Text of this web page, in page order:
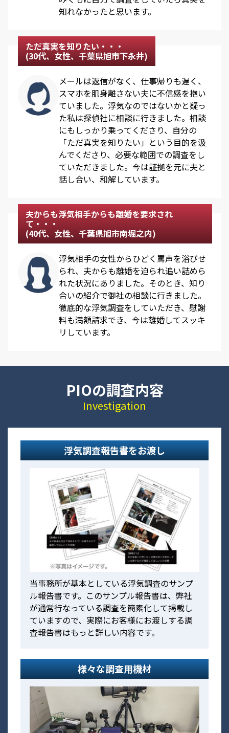
知れなかったと思います。
ただ真実を知りたい・・・
(30代、女性、千葉県旭市下永井)
メールは返信がなく、仕事帰りも遅く、
スマホを肌身離さない夫に不信感を抱い
ていました。浮気なのではないかと疑っ
た私は探偵社に相談に行きました。相談
にもしっかり乗ってくださり、自分の
「ただ真実を知りたい」という目的を汲
んでくださり、必要な範囲での調査をし
ていただきました。今は証拠を元に夫と
話し合い、和解しています。
夫からも浮気相手からも離婚を要求され
て・・・
(40代、女性、千葉県旭市南堀之内)
浮気相手の女性からひどく罵声を浴びせ
られ、夫からも離婚を迫られ追い詰めら
れた状況にありました。そのとき、知り
合いの紹介で御社の相談に行きました。
徹底的な浮気調査をしていただき、慰謝
料も満額請求でき、今は離婚してスッキ
リしています。
PIOの調査内容
Investigation
浮気調査報告書をお渡し
当事務所が基本としている浮気調査のサンプ
ル報告書です。このサンプル報告書は、弊社
が通常行なっている調査を簡素化して掲載し
ていますので、実際にお客様にお渡しする調
査報告書はもっと詳しい内容です。
様々な調査用機材